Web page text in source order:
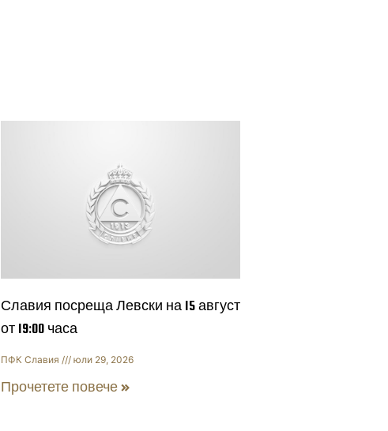
Славия посреща Левски на 15 август
от 19:00 часа
ПФК Славия юли 29, 2026
Прочетете повече »